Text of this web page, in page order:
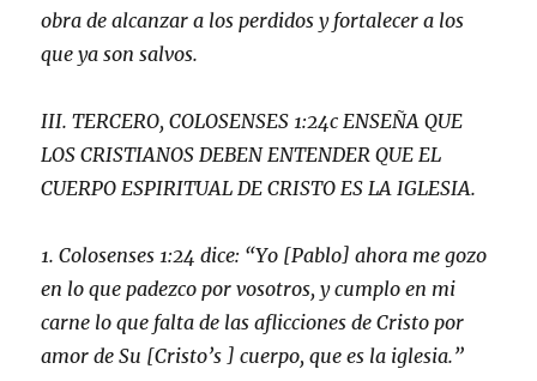
obra de alcanzar a los perdidos y fortalecer a los
que ya son salvos.
III. TERCERO, COLOSENSES 1:24c ENSEÑA QUE
LOS CRISTIANOS DEBEN ENTENDER QUE EL
CUERPO ESPIRITUAL DE CRISTO ES LA IGLESIA.
1. Colosenses 1:24 dice: “Yo [Pablo] ahora me gozo
en lo que padezco por vosotros, y cumplo en mi
carne lo que falta de las aflicciones de Cristo por
amor de Su [Cristo’s ] cuerpo, que es la iglesia.”